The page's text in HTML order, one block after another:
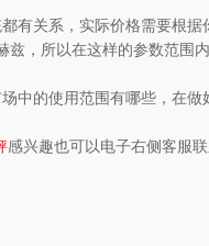
有关系，实际价格需要根
，所以在这样的参数范
的使用范围有哪些，在
感兴趣也可以电子右侧客服联